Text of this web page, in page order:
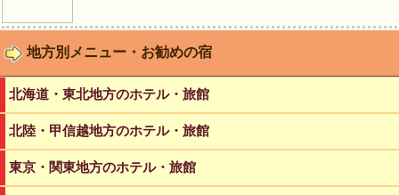
地方別メニュー・お勧めの宿
北海道・東北地方のホテル・旅館
北陸・甲信越地方のホテル・旅館
東京・関東地方のホテル・旅館